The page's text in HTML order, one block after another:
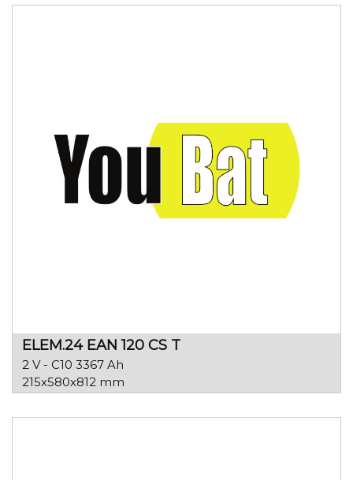
ELEM.24 EAN 120 CS T
2 V - C10 3367 Ah
215x580x812 mm